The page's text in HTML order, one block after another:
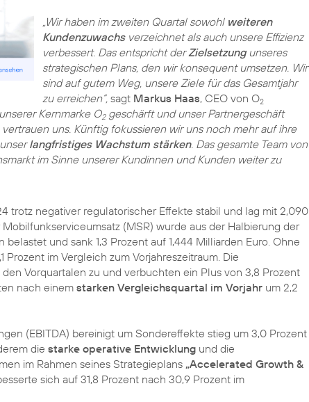
„Wir haben im zweiten Quartal sowohl weiteren
Kundenzuwachsverzeichnet als auch unsere Effizienz
verbessert. Das entspricht derZielsetzungunseres
strategischen Plans, den wir konsequent umsetzen. Wir
sind auf gutem Weg, unsere Ziele für das Gesamtjahr
zu erreichen“, sagt Markus Haas, CEO von O2
Kernmarke O2geschärft und unser Partnergeschäft
uns. Künftig fokussieren wir uns noch mehr auf ihre
langfristiges Wachstum stärken. Das gesamte Team von
im Sinne unserer Kundinnen und Kunden weiter zu
trotz negativer regulatorischer Effekte stabil und lag mit 2,090
(MSR) wurde aus der Halbierung der
und sank 1,3 Prozent auf 1,444 Milliarden Euro. Ohne
im Vergleich zum Vorjahreszeitraum. Die
Vorquartalen zu und verbuchten ein Plus von 3,8 Prozent
nach einem starken Vergleichsquartal im Vorjahr um 2,2
(EBITDA) bereinigt um Sondereffekte stieg um 3,0 Prozent
die starke operative Entwicklung und die
im Rahmen seines Strategieplans „Accelerated Growth &
sich auf 31,8 Prozent nach 30,9 Prozent im